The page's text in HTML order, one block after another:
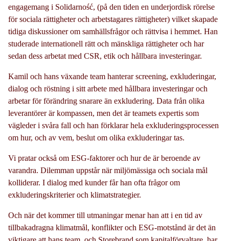
engagemang i Solidarność, (på den tiden en underjordisk rörelse
försociala rättigheter och arbetstagares rättigheter) vilket skapade
tidiga diskussioner om samhällsfrågor och rättvisa i hemmet. Han
studerade internationell rätt och mänskliga rättigheter och har
sedan dess arbetat med CSR, etik och hållbara investeringar.
Kamil och hans växande team hanterar screening, exkluderingar,
dialog och röstning i sitt arbete med hållbara investeringar och
arbetar för förändring snarare än exkludering. Data från olika
leverantörer är kompassen, men det är teamets expertis som
vägleder i svåra fall och han förklarar hela exkluderingsprocessen
om hur, och av vem, beslut om olika exkluderingar tas.
Vi pratar också om ESG-faktorer och hur de är beroende av
varandra. Dilemman uppstår när miljömässiga och sociala mål
kolliderar. I dialog med kunder får han ofta frågor om
exkluderingskriterier och klimatstrategier.
Och när det kommer till utmaningar menar han att i en tid av
tillbakadragna klimatmål, konflikter och ESG-motstånd är det än